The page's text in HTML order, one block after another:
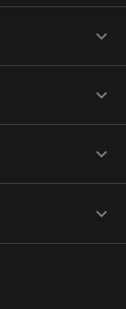


keyboard_arrow_down
